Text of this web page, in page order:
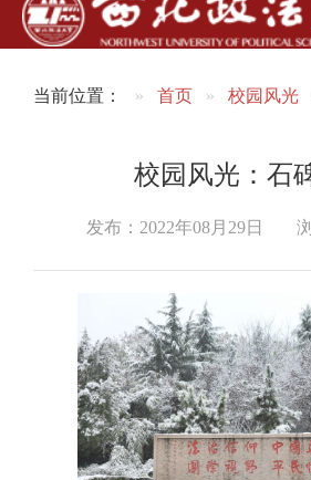
当前位置： 首页 校园风光
校园风光：石
发布：2022年08月29日